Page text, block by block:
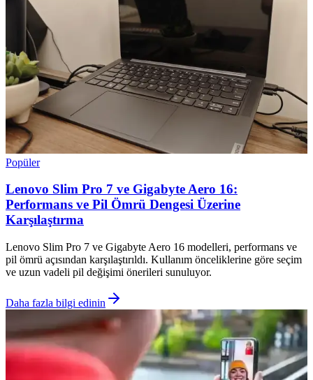
Popüler
Lenovo Slim Pro 7 ve Gigabyte Aero 16:
Performans ve Pil Ömrü Dengesi Üzerine
Karşılaştırma
Lenovo Slim Pro 7 ve Gigabyte Aero 16 modelleri, performans ve
pil ömrü açısından karşılaştırıldı. Kullanım önceliklerine göre seçim
ve uzun vadeli pil değişimi önerileri sunuluyor.
Daha fazla bilgi edinin